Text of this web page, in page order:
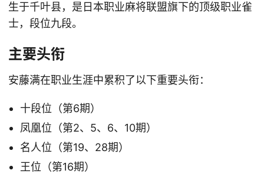
生于千叶县，是日本职业麻将联盟旗下的顶级职业雀
士，段位九段。
主要头衔
安藤满在职业生涯中累积了以下重要头衔：
十段位（第6期）
凤凰位（第2、5、6、10期）
名人位（第19、28期）
王位（第16期）